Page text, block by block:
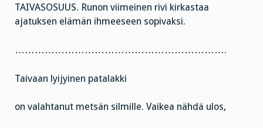
TAIVASOSUUS. Runon viimeinen rivi kirkastaa
ajatuksen elämän ihmeeseen sopivaksi.
……………………………………………………….
Taivaan lyijyinen patalakki
on valahtanut metsän silmille. Vaikea nähdä ulos,